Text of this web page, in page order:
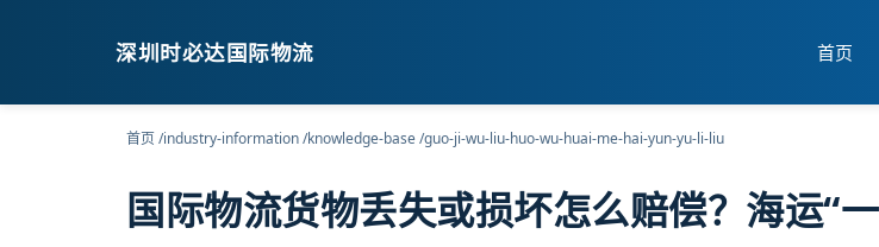
深圳时必达国际物流 首页
首页/industry-information/knowledge-base/guo-ji-wu-liu-huo-wu-huai-me-hai-yun-yu-li-liu
国际物流货物丢失或损坏怎么赔偿？海运“